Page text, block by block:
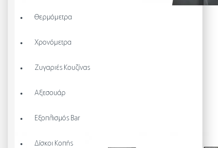
Θερμόμετρα
Χρονόμετρα
Ζυγαριές Κουζίνας
Αξεσουάρ
Εξοπλισμός Bar
Δίσκοι Κοπής